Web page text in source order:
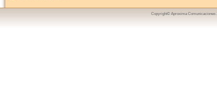
Copyright© Aproxima Comunicaciones